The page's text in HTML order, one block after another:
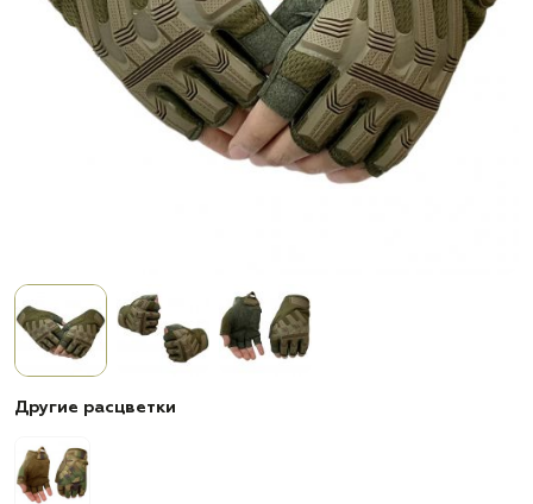
Другие расцветки